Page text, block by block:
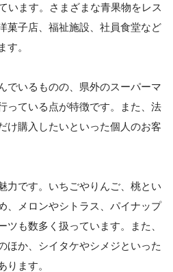
います。さまざまな青果物をレス
菓子店、福祉施設、社員食堂など
す。
でいるものの、県外のスーパーマ
っている点が特徴です。また、法
け購入したいといった個人のお客
力です。いちごやりんご、桃とい
、メロンやシトラス、パイナップ
ツも数多く扱っています。また、
ほか、シイタケやシメジといった
ります。